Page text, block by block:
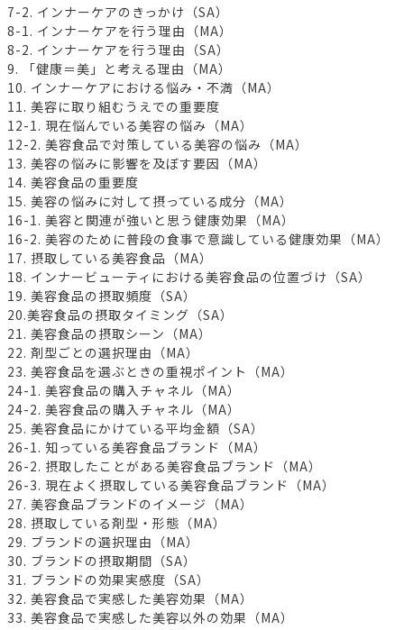
7-2. インナーケアのきっかけ（SA）
8-1. インナーケアを行う理由（MA）
8-2. インナーケアを行う理由（SA）
9. 「健康＝美」と考える理由（MA）
10. インナーケアにおける悩み・不満（MA）
11. 美容に取り組むうえでの重要度
12-1. 現在悩んでいる美容の悩み（MA）
12-2. 美容食品で対策している美容の悩み（MA）
13. 美容の悩みに影響を及ぼす要因（MA）
14. 美容食品の重要度
15. 美容の悩みに対して摂っている成分（MA）
16-1. 美容と関連が強いと思う健康効果（MA）
16-2. 美容のために普段の食事で意識している健康効果（MA）
17. 摂取している美容食品（MA）
18. インナービューティにおける美容食品の位置づけ（SA）
19. 美容食品の摂取頻度（SA）
20.美容食品の摂取タイミング（SA）
21. 美容食品の摂取シーン（MA）
22. 剤型ごとの選択理由（MA）
23. 美容食品を選ぶときの重視ポイント（MA）
24-1. 美容食品の購入チャネル（MA）
24-2. 美容食品の購入チャネル（MA）
25. 美容食品にかけている平均金額（SA）
26-1. 知っている美容食品ブランド（MA）
26-2. 摂取したことがある美容食品ブランド（MA）
26-3. 現在よく摂取している美容食品ブランド（MA）
27. 美容食品ブランドのイメージ（MA）
28. 摂取している剤型・形態（MA）
29. ブランドの選択理由（MA）
30. ブランドの摂取期間（SA）
31. ブランドの効果実感度（SA）
32. 美容食品で実感した美容効果（MA）
33. 美容食品で実感した美容以外の効果（MA）